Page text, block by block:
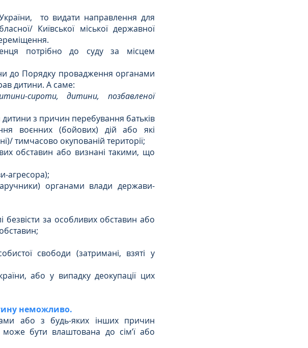
то видати направлення для
Київської міської державної
потрібно до суду за місцем
до Порядку провадження органами
дитини. А саме:
сироти, дитини, позбавленої
з причин перебування батьків
воєнних (бойових) дій або які
тимчасово окупованій території;
обставин або визнані такими, що
агресора);
органами влади держави-
безвісти за особливих обставин або
свободи (затримані, взяті у
або у випадку деокупації цих
неможливо.
або з будь-яких інших причин
може бути влаштована до сім’ї або